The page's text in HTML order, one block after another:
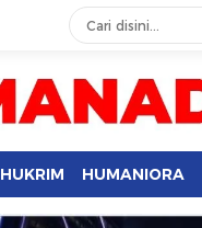
HUKRIM HUMANIORA